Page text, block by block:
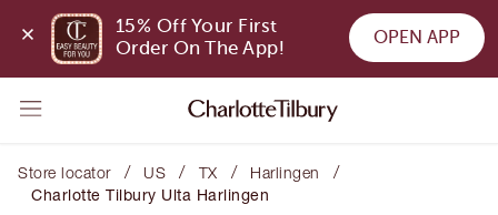
15% Off Your First
Order On The App!
OPEN APP
Store locator / US / TX / Harlingen /
Charlotte Tilbury Ulta Harlingen